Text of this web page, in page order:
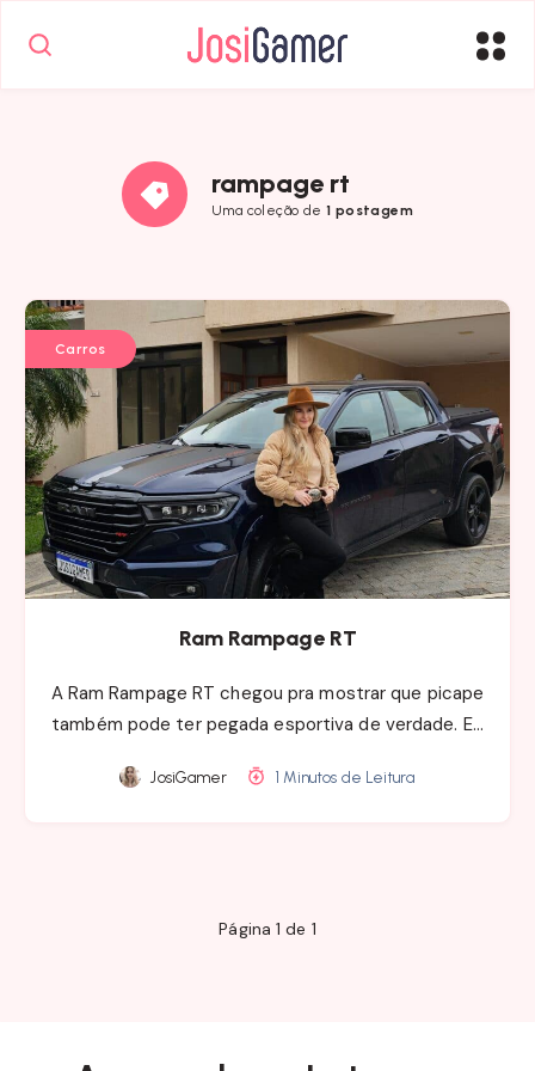
rampage rt
Uma coleção de 1 postagem
Carros
Ram Rampage RT
A Ram Rampage RT chegou pra mostrar que picape
também pode ter pegada esportiva de verdade. E…
JosiGamer 1 Minutos de Leitura
Página 1 de 1